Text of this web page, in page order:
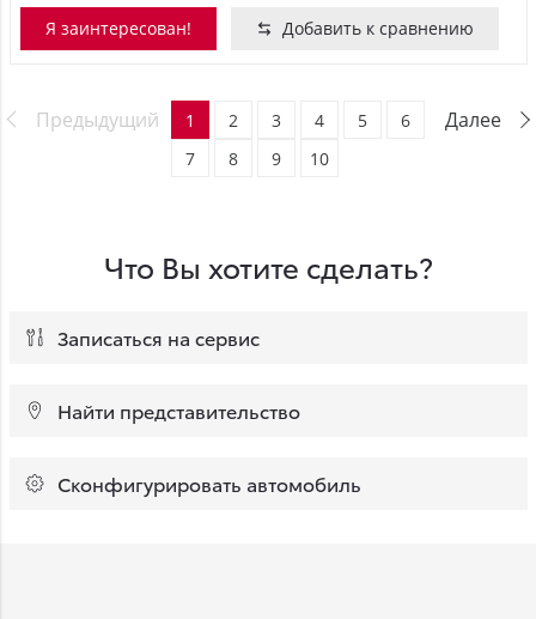
Я заинтересован! Добавить к сравнению
Предыдущий Далее
1 2 3 4 5
6
7
8 9 10
Что Вы хотите сделать?
Записаться на сервис
Найти представительство
Сконфигурировать автомобиль